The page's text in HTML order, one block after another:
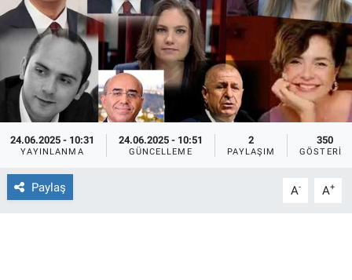
24.06.2025 - 10:31
YAYINLANMA
24.06.2025 - 10:51
GÜNCELLEME
2
PAYLAŞIM
350
GÖSTERIM
Paylaş A- A+
Ege'den Esintiler
Eğitim
Eğlence
Ekonomi
Forum
İletişim